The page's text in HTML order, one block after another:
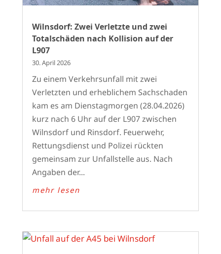
Wilnsdorf: Zwei Verletzte und zwei
Totalschäden nach Kollision auf der
L907
30. April 2026
Zu einem Verkehrsunfall mit zwei
Verletzten und erheblichem Sachschaden
kam es am Dienstagmorgen (28.04.2026)
kurz nach 6 Uhr auf der L907 zwischen
Wilnsdorf und Rinsdorf. Feuerwehr,
Rettungsdienst und Polizei rückten
gemeinsam zur Unfallstelle aus. Nach
Angaben der...
mehr lesen